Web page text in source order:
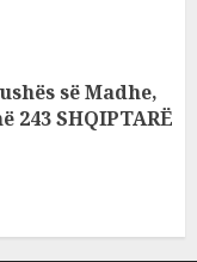
së Madhe,
243 SHQIPTARË